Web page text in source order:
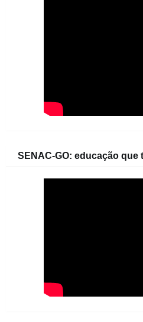
SENAC-GO: educação que